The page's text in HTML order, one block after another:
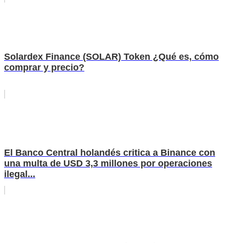
Solardex Finance (SOLAR) Token ¿Qué es, cómo
comprar y precio?
El Banco Central holandés critica a Binance con
una multa de USD 3,3 millones por operaciones
ilegal...